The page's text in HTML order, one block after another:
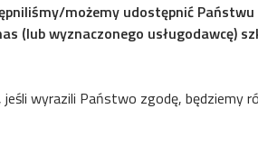
możemy udostępnić Państwu
(lub wyznaczonego usługodawcę)
wyrazili Państwo zgodę, będziemy